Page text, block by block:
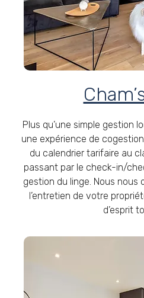
Plus qu’une simple gestion
une expérience de
du calendrier tarifaire au
passant par le check-in/
gestion du linge. Nous
l’entretien de votre
d’esprit